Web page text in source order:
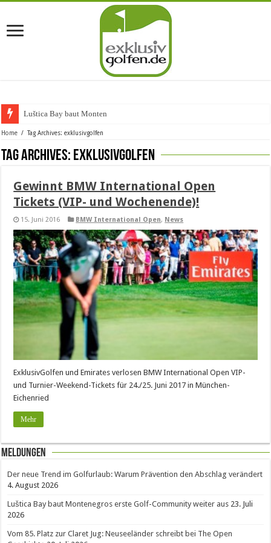
Luštica Bay baut Montenegros
Home / Tag Archives: exklusivgolfen
Tag Archives: exklusivgolfen
Gewinnt BMW International Open
Tickets (VIP- und Wochenende)!
15. Juni 2016 BMW International Open, News
ExklusivGolfen und Emirates verlosen BMW International Open VIP-
und Turnier-Weekend-Tickets für 24./25. Juni 2017 in München-
Eichenried
Mehr
Meldungen
Der neue Trend im Golfurlaub: Warum Prävention den Abschlag verändert
4. August 2026
Luštica Bay baut Montenegros erste Golf-Community weiter aus 23. Juli
2026
Vom 85. Platz zur Claret Jug: Neuseeländer schreibt bei The Open